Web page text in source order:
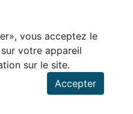
vous acceptez le
votre appareil
sur le site.
Accepter